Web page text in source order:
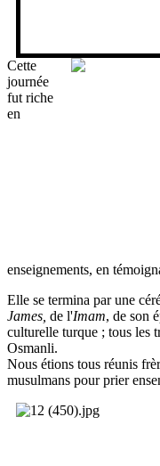
Cette
journée
fut riche
en
enseignements, en
Elle se termina par une
James, de l'Imam, de son
culturelle turque ; tous les
Osmanli.
Nous étions tous réunis
musulmans pour prier